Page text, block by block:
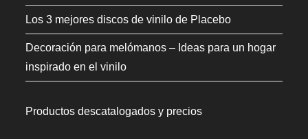
Los 3 mejores discos de vinilo de Placebo
Decoración para melómanos – Ideas para un hogar
inspirado en el vinilo
Productos descatalogados y precios